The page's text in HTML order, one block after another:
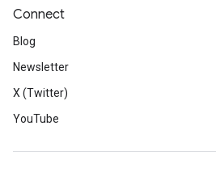
Connect
Blog
Newsletter
X (Twitter)
YouTube